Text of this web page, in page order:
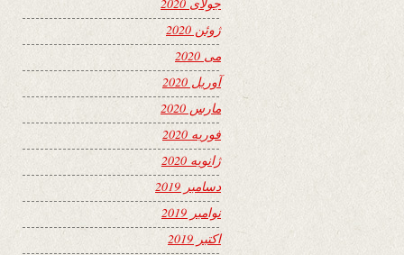
ژوئن 2020
می 2020
آوریل 2020
مارس 2020
فوریه 2020
ژانویه 2020
دسامبر 2019
نوامبر 2019
اکتبر 2019